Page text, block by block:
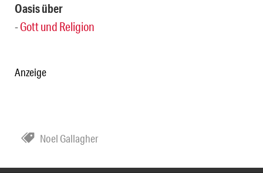
Oasis über
-Gott und Religion
Anzeige
Noel Gallagher